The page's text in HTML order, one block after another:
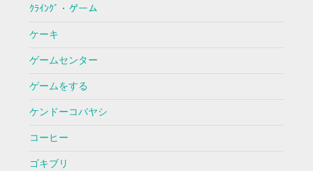
ｸﾗｲﾝｸﾞ・ゲーム
ケーキ
ゲームセンター
ゲームをする
ケンドーコバヤシ
コーヒー
ゴキブリ